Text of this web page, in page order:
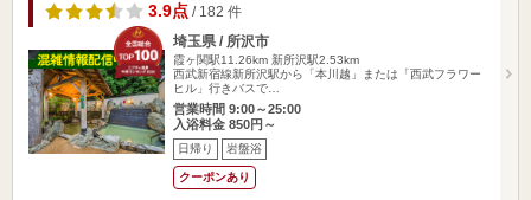
3.9点/ 182 件
埼玉県 / 所沢市
霞ヶ関駅11.26km 新所沢駅2.53km
西武新宿線新所沢駅から「本川越」または「西武フラワー
ヒル」行きバスで…
営業時間 9:00～25:00
入浴料金 850円～
日帰り 岩盤浴
クーポンあり